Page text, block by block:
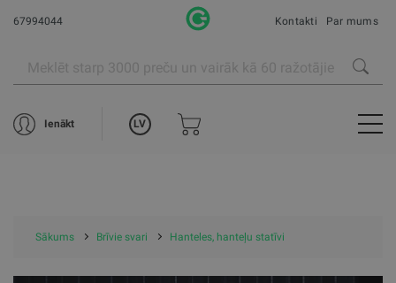
67994044 Kontakti Par mums
Ienākt LV
Sākums Brīvie svari Hanteles, hanteļu statīvi